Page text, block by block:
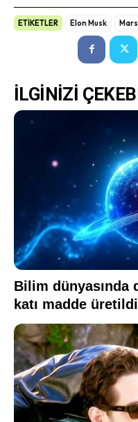
ETİKETLER Elon Musk Mars